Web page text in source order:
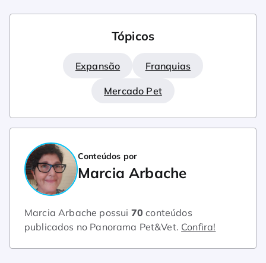
Tópicos
Expansão Franquias
Mercado Pet
Conteúdos por
Marcia Arbache
Marcia Arbache possui 70 conteúdos
publicados no Panorama Pet&Vet. Confira!